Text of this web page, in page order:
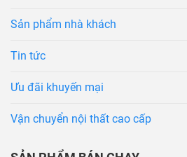
Sản phẩm nhà khách
Tin tức
Ưu đãi khuyến mại
Vận chuyển nội thất cao cấp